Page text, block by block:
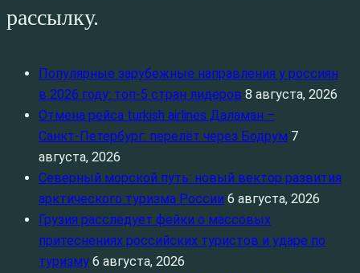
рассылку.
Популярные зарубежные направления у россиян
в 2026 году: топ‑5 стран лидеров 8 августа, 2026
Отмена рейса turkish airlines Даламан –
Санкт‑Петербург: перелёт через Бодрум 7
августа, 2026
Северный морской путь: новый вектор развития
арктического туризма России 6 августа, 2026
Грузия расследует фейки о массовых
притеснениях российских туристов и ударе по
туризму 6 августа, 2026